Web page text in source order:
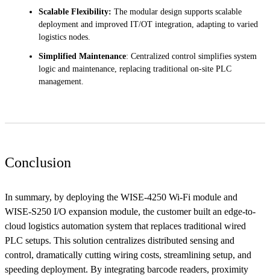
Scalable Flexibility: The modular design supports scalable
deployment and improved IT/OT integration, adapting to varied
logistics nodes.
Simplified Maintenance: Centralized control simplifies system
logic and maintenance, replacing traditional on-site PLC
management.
Conclusion
In summary, by deploying the WISE-4250 Wi-Fi module and
WISE-S250 I/O expansion module, the customer built an edge-to-
cloud logistics automation system that replaces traditional wired
PLC setups. This solution centralizes distributed sensing and
control, dramatically cutting wiring costs, streamlining setup, and
speeding deployment. By integrating barcode readers, proximity